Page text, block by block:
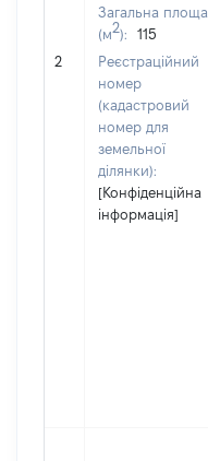
2
Загальна площа
(м2):
115
Реєстраційний
номер
(кадастровий
номер для
земельної
ділянки):
[Конфіденційна
інформація]